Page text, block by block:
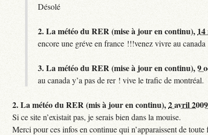
Désolé
2.La météo du RER (mise à jour en continu),
encore une gréve en france !!!venez vivre au canada
3.La météo du RER (mise à jour en continu),9
au canada y’a pas de rer ! vive le trafic de montréal.
2.La météo du RER (mis à jour en continu),2 avril
Si ce site n’existait pas, je serais bien dans la mouise.
Merci pour ces infos en continue qui n’apparaissent de